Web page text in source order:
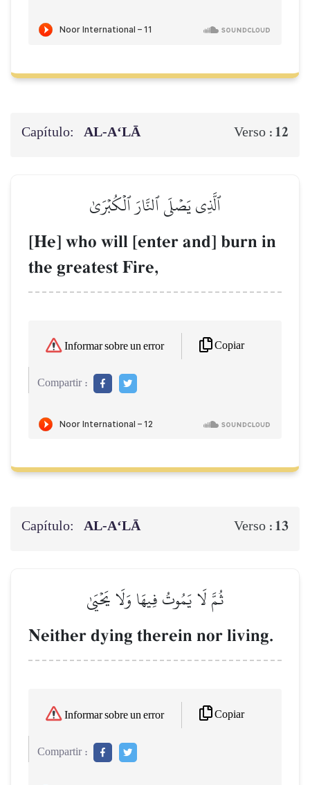
Capítulo: AL‑A‘LĀ Verso : 12
ٱلَّذِي يَصۡلَى ٱلنَّارَ ٱلۡكُبۡرَىٰ
[He] who will [enter and] burn in
the greatest Fire,
Informar sobre un error Copiar
Compartir :
Capítulo: AL‑A‘LĀ Verso : 13
ثُمَّ لَا يَمُوتُ فِيهَا وَلَا يَحۡيَىٰ
Neither dying therein nor living.
Informar sobre un error Copiar
Compartir :